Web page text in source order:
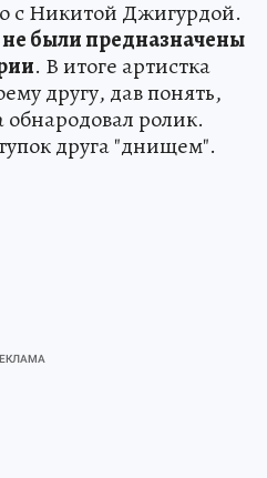
с Никитой Джигурдой.
были предназначены
. В итоге артистка
другу, дав понять,
ролик.
друга "днищем".